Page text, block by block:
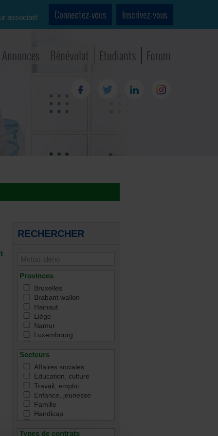
associatif Connectez-vous Inscrivez-vous
Annonces Bénévolat Etudiants Forum
RECHERCHER
Provinces
Bruxelles
Brabant wallon
Hainaut
Liège
Namur
Luxembourg
Secteurs
Affaires sociales
Education, culture
Travail, emploi
Enfance, jeunesse
Famille
Handicap
Justice & droit
Types de contrats